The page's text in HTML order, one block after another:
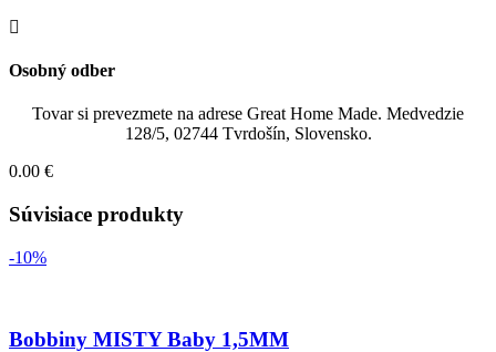
Osobný odber
Tovar si prevezmete na adrese Great Home Made. Medvedzie
128/5, 02744 Tvrdošín, Slovensko.
0.00 €
Súvisiace produkty
-10%
Bobbiny MISTY Baby 1,5MM